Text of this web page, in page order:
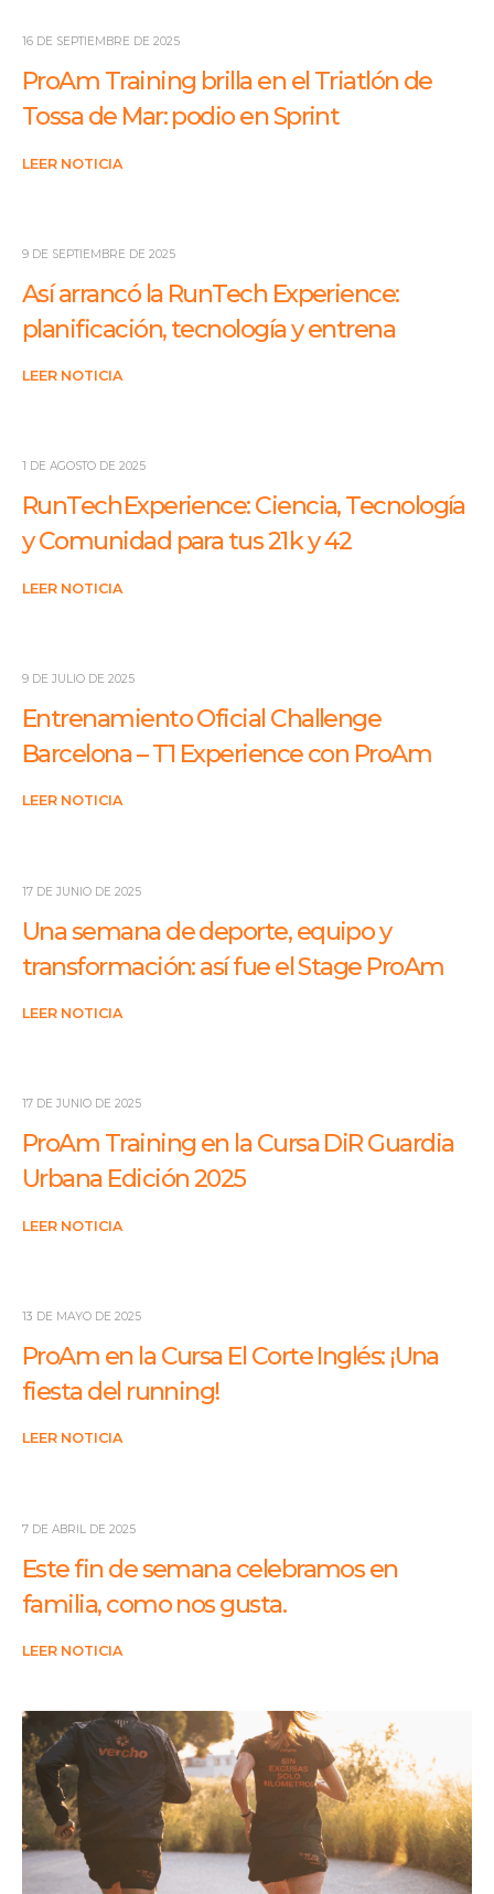
16 DE SEPTIEMBRE DE 2025
ProAm Training brilla en el Triatlón de
Tossa de Mar: podio en Sprint
LEER NOTICIA
9 DE SEPTIEMBRE DE 2025
Así arrancó la RunTech Experience:
planificación, tecnología y entrena
LEER NOTICIA
1 DE AGOSTO DE 2025
RunTech Experience: Ciencia, Tecnología
y Comunidad para tus 21 k y 42
LEER NOTICIA
9 DE JULIO DE 2025
Entrenamiento Oficial Challenge
Barcelona – T1 Experience con ProAm
LEER NOTICIA
17 DE JUNIO DE 2025
Una semana de deporte, equipo y
transformación: así fue el Stage ProAm
LEER NOTICIA
17 DE JUNIO DE 2025
ProAm Training en la Cursa DiR Guardia
Urbana Edición 2025
LEER NOTICIA
13 DE MAYO DE 2025
ProAm en la Cursa El Corte Inglés: ¡Una
fiesta del running!
LEER NOTICIA
7 DE ABRIL DE 2025
Este fin de semana celebramos en
familia, como nos gusta.
LEER NOTICIA